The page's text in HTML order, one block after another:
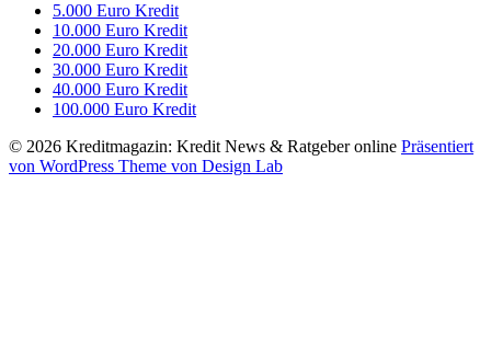
5.000 Euro Kredit
10.000 Euro Kredit
20.000 Euro Kredit
30.000 Euro Kredit
40.000 Euro Kredit
100.000 Euro Kredit
© 2026 Kreditmagazin: Kredit News & Ratgeber online Präsentiert
von WordPress Theme von Design Lab